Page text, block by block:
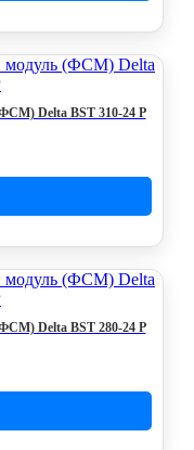
Delta BST 310-24 P
Delta BST 280-24 P